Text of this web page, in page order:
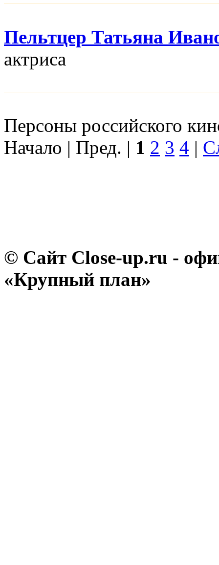
Пельтцер Татьяна
актриса
Персоны российского
Начало | Пред. | 1 2 3 4 |
© Сайт Close-up.ru -
«Крупный план»